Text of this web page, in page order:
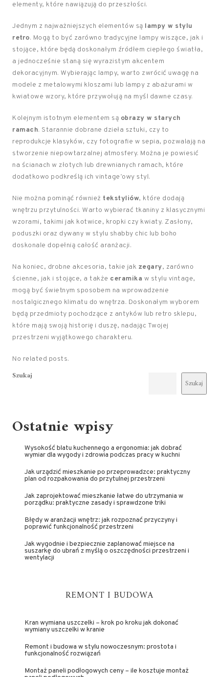
elementy, które nawiązują do przeszłości.
Jednym z najważniejszych elementów są lampy w stylu
retro. Mogą to być zarówno tradycyjne lampy wiszące, jak i
stojące, które będą doskonałym źródłem ciepłego światła,
a jednocześnie staną się wyrazistym akcentem
dekoracyjnym. Wybierając lampy, warto zwrócić uwagę na
modele z metalowymi kloszami lub lampy z abażurami w
kwiatowe wzory, które przywołują na myśl dawne czasy.
Kolejnym istotnym elementem są obrazy w starych
ramach. Starannie dobrane dzieła sztuki, czy to
reprodukcje klasyków, czy fotografie w sepia, pozwalają na
stworzenie niepowtarzalnej atmosfery. Można je powiesić
na ścianach w złotych lub drewnianych ramach, które
dodatkowo podkreślą ich vintage’owy styl.
Nie można pominąć również tekstyliów, które dodają
wnętrzu przytulności. Warto wybierać tkaniny z klasycznymi
wzorami, takimi jak kotwice, kropki czy kwiaty. Zasłony,
poduszki oraz dywany w stylu shabby chic lub boho
doskonale dopełnią całość aranżacji.
Na koniec, drobne akcesoria, takie jak zegary, zarówno
ścienne, jak i stojące, a także ceramika w stylu vintage,
mogą być świetnym sposobem na wprowadzenie
nostalgicznego klimatu do wnętrza. Doskonałym wyborem
będą przedmioty pochodzące z antyków lub retro sklepu,
które mają swoją historię i duszę, nadając Twojej
przestrzeni wyjątkowego charakteru.
No related posts.
Szukaj
Szukaj
Ostatnie wpisy
Wysokość blatu kuchennego a ergonomia: jak dobrać
wymiar dla wygody i zdrowia podczas pracy w kuchni
Jak urządzić mieszkanie po przeprowadzce: praktyczny
plan od rozpakowania do przytulnej przestrzeni
Jak zaprojektować mieszkanie łatwe do utrzymania w
porządku: praktyczne zasady i sprawdzone triki
Błędy w aranżacji wnętrz: jak rozpoznać przyczyny i
poprawić funkcjonalność przestrzeni
Jak wygodnie i bezpiecznie zaplanować miejsce na
suszarkę do ubrań z myślą o oszczędności przestrzeni i
wentylacji
REMONT I BUDOWA
Kran wymiana uszczelki – krok po kroku jak dokonać
wymiany uszczelki w kranie
Remont i budowa w stylu nowoczesnym: prostota i
funkcjonalność rozwiązań
Montaż paneli podłogowych ceny – ile kosztuje montaż